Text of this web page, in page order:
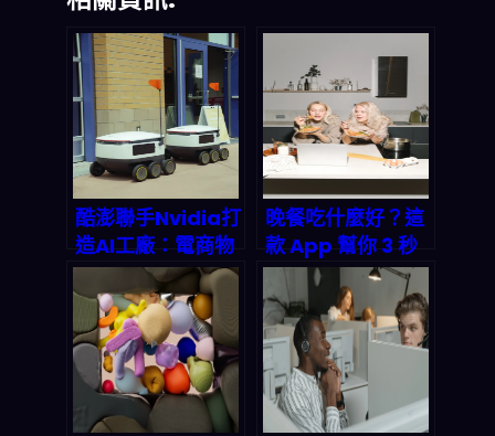
酷澎聯手Nvidia打
造AI工廠：電商物
流的下一場算力革
命正在引爆
晚餐吃什麼好？這
款 App 幫你 3 秒
搞定三餸一湯，讓
做飯不再是難題